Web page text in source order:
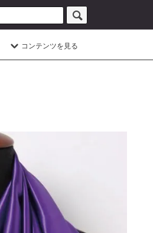
コンテンツを見る